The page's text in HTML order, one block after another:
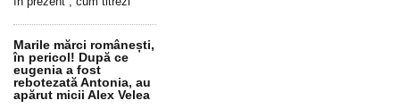
Marile mărci românești,
în pericol! După ce
eugenia a fost
rebotezată Antonia, au
apărut micii Alex Velea